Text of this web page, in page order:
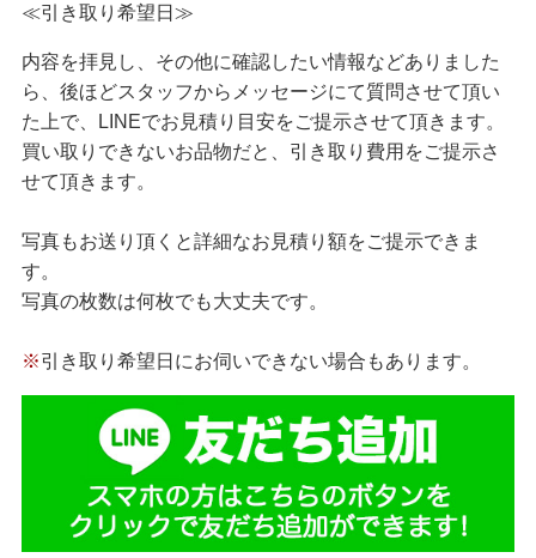
≪引き取り希望日≫
内容を拝見し、その他に確認したい情報などありました
ら、後ほどスタッフからメッセージにて質問させて頂い
た上で、LINEでお見積り目安をご提示させて頂きます。
買い取りできないお品物だと、引き取り費用をご提示さ
せて頂きます。
写真もお送り頂くと詳細なお見積り額をご提示できま
す。
写真の枚数は何枚でも大丈夫です。
※引き取り希望日にお伺いできない場合もあります。